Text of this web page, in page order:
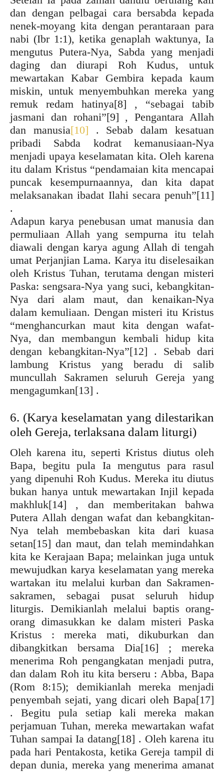
dan dengan pelbagai cara bersabda kepada
nenek-moyang kita dengan perantaraan para
nabi (Ibr 1:1), ketika genaplah waktunya, Ia
mengutus Putera-Nya, Sabda yang menjadi
daging dan diurapi Roh Kudus, untuk
mewartakan Kabar Gembira kepada kaum
miskin, untuk menyembuhkan mereka yang
remuk redam hatinya[8] , “sebagai tabib
jasmani dan rohani”[9] , Pengantara Allah
dan manusia[10] . Sebab dalam kesatuan
pribadi Sabda kodrat kemanusiaan-Nya
menjadi upaya keselamatan kita. Oleh karena
itu dalam Kristus “pendamaian kita mencapai
puncak kesempurnaannya, dan kita dapat
melaksanakan ibadat Ilahi secara penuh”[11]
.
Adapun karya penebusan umat manusia dan
permuliaan Allah yang sempurna itu telah
diawali dengan karya agung Allah di tengah
umat Perjanjian Lama. Karya itu diselesaikan
oleh Kristus Tuhan, terutama dengan misteri
Paska: sengsara-Nya yang suci, kebangkitan-
Nya dari alam maut, dan kenaikan-Nya
dalam kemuliaan. Dengan misteri itu Kristus
“menghancurkan maut kita dengan wafat-
Nya, dan membangun kembali hidup kita
dengan kebangkitan-Nya”[12] . Sebab dari
lambung Kristus yang beradu di salib
muncullah Sakramen seluruh Gereja yang
mengagumkan[13] .
6. (Karya keselamatan yang dilestarikan
oleh Gereja, terlaksana dalam liturgi)
Oleh karena itu, seperti Kristus diutus oleh
Bapa, begitu pula Ia mengutus para rasul
yang dipenuhi Roh Kudus. Mereka itu diutus
bukan hanya untuk mewartakan Injil kepada
makhluk[14] , dan memberitakan bahwa
Putera Allah dengan wafat dan kebangkitan-
Nya telah membebaskan kita dari kuasa
setan[15] dan maut, dan telah memindahkan
kita ke Kerajaan Bapa; melainkan juga untuk
mewujudkan karya keselamatan yang mereka
wartakan itu melalui kurban dan Sakramen-
sakramen, sebagai pusat seluruh hidup
liturgis. Demikianlah melalui baptis orang-
orang dimasukkan ke dalam misteri Paska
Kristus : mereka mati, dikuburkan dan
dibangkitkan bersama Dia[16] ; mereka
menerima Roh pengangkatan menjadi putra,
dan dalam Roh itu kita berseru : Abba, Bapa
(Rom 8:15); demikianlah mereka menjadi
penyembah sejati, yang dicari oleh Bapa[17]
. Begitu pula setiap kali mereka makan
perjamuan Tuhan, mereka mewartakan wafat
Tuhan sampai Ia datang[18] . Oleh karena itu
pada hari Pentakosta, ketika Gereja tampil di
depan dunia, mereka yang menerima amanat